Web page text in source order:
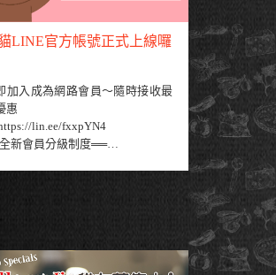
LINE官方帳號正式上線囉
加入成為網路會員～隨時接收最
惠
lin.ee/fxxpYN4
新會員分級制度══